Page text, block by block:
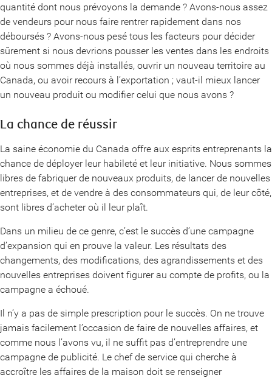
quantité dont nous prévoyons la demande ? Avons-nous assez
de vendeurs pour nous faire rentrer rapidement dans nos
déboursés ? Avons-nous pesé tous les facteurs pour décider
sûrement si nous devrions pousser les ventes dans les endroits
où nous sommes déjà installés, ouvrir un nouveau territoire au
Canada, ou avoir recours à l’exportation ; vaut-il mieux lancer
un nouveau produit ou modifier celui que nous avons ?
La chance de réussir
La saine économie du Canada offre aux esprits entreprenants la
chance de déployer leur habileté et leur initiative. Nous sommes
libres de fabriquer de nouveaux produits, de lancer de nouvelles
entreprises, et de vendre à des consommateurs qui, de leur côté,
sont libres d’acheter où il leur plaît.
Dans un milieu de ce genre, c’est le succès d’une campagne
d’expansion qui en prouve la valeur. Les résultats des
changements, des modifications, des agrandissements et des
nouvelles entreprises doivent figurer au compte de profits, ou la
campagne a échoué.
Il n’y a pas de simple prescription pour le succès. On ne trouve
jamais facilement l’occasion de faire de nouvelles affaires, et
comme nous l’avons vu, il ne suffit pas d’entreprendre une
campagne de publicité. Le chef de service qui cherche à
accroître les affaires de la maison doit se renseigner